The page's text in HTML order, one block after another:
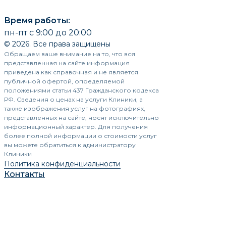
Время работы:
пн-пт с 9:00 до 20:00
© 2026. Все права защищены
Обращаем ваше внимание на то, что вся
представленная на сайте информация
приведена как справочная и не является
публичной офертой, определяемой
положениями статьи 437 Гражданского кодекса
РФ. Сведения о ценах на услуги Клиники, а
также изображения услуг на фотографиях,
представленных на сайте, носят исключительно
информационный характер. Для получения
более полной информации о стоимости услуг
вы можете обратиться к администратору
Клиники
Политика конфиденциальности
Контакты